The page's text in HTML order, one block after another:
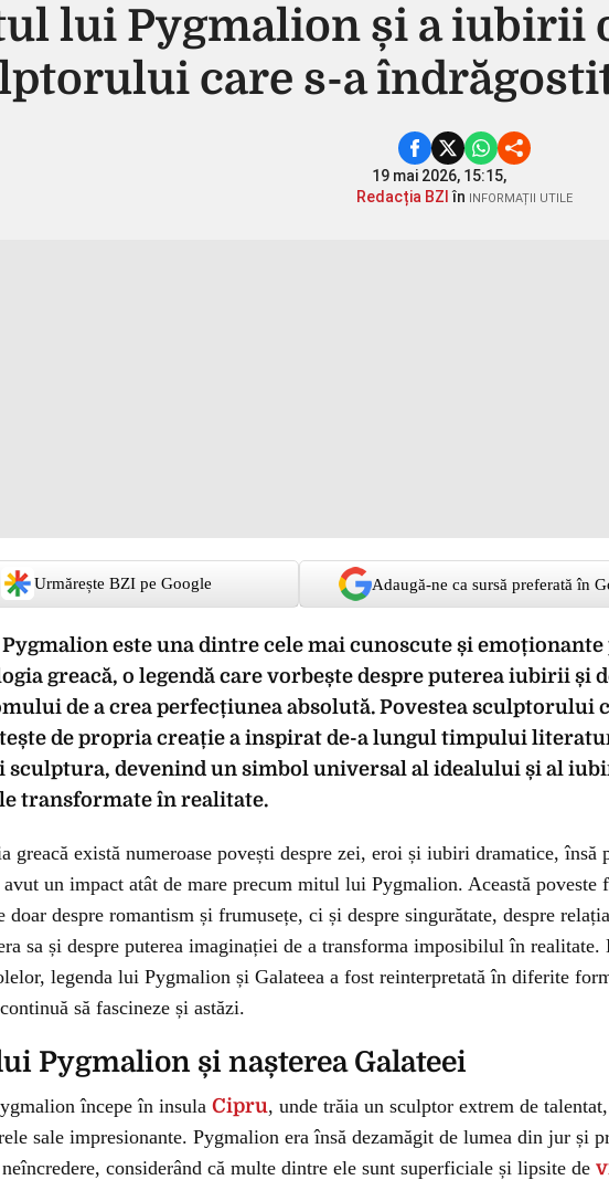
lui Pygmalion și a iubirii
care s-a
19 mai 2026, 15:15,
Redacția BZI în INFORMAȚII UTILE
Urmărește BZI pe Google Adaugă-ne ca sursă preferată în
este una dintre cele mai cunoscute și emoționante
greacă, o legendă care vorbește despre puterea iubirii și
de a crea perfecțiunea absolută. Povestea sculptorului
de propria creație a inspirat de-a lungul timpului
sculptura, devenind un simbol universal al idealului și al
transformate în realitate.
greacă există numeroase povești despre zei, eroi și iubiri dramatice, însă
avut un impact atât de mare precum mitul lui Pygmalion. Această poveste
doar despre romantism și frumusețe, ci și despre singurătate, despre
sa și despre puterea imaginației de a transforma imposibilul în realitate.
legenda lui Pygmalion și Galateea a fost reinterpretată în diferite
să fascineze și astăzi.
Pygmalion și nașterea Galateei
începe în insula Cipru, unde trăia un sculptor extrem de
sale impresionante. Pygmalion era însă dezamăgit de lumea din jur și
considerând că multe dintre ele sunt superficiale și lipsite de